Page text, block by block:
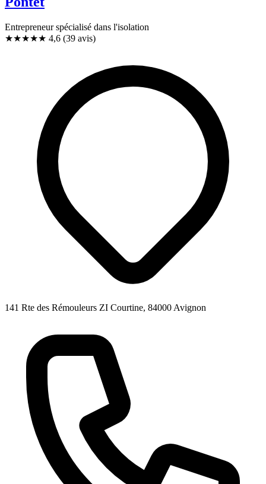
Entrepreneur spécialisé dans l'isolation
★★★★★ 4,6 (39 avis)
141 Rte des Rémouleurs ZI Courtine, 84000 Avignon